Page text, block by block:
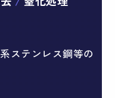
ステンレス鋼等の